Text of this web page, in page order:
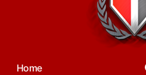
Home